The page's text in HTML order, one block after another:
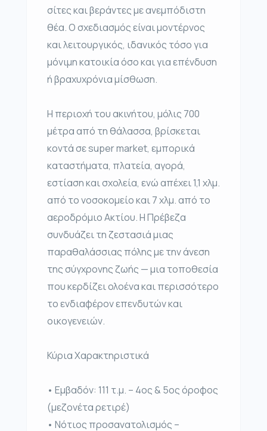
σίτες και βεράντες με ανεμπόδιστη
θέα. Ο σχεδιασμός είναι μοντέρνος
και λειτουργικός, ιδανικός τόσο για
μόνιμη κατοικία όσο και για επένδυση
ή βραχυχρόνια μίσθωση.
Η περιοχή του ακινήτου, μόλις 700
μέτρα από τη θάλασσα, βρίσκεται
κοντά σε super market, εμπορικά
καταστήματα, πλατεία, αγορά,
εστίαση και σχολεία, ενώ απέχει 1,1 χλμ.
από το νοσοκομείο και 7 χλμ. από το
αεροδρόμιο Ακτίου. Η Πρέβεζα
συνδυάζει τη ζεστασιά μιας
παραθαλάσσιας πόλης με την άνεση
της σύγχρονης ζωής — μια τοποθεσία
που κερδίζει ολοένα και περισσότερο
το ενδιαφέρον επενδυτών και
οικογενειών.
Κύρια Χαρακτηριστικά
• Εμβαδόν: 111 τ.μ. – 4ος & 5ος όροφος
(μεζονέτα ρετιρέ)
• Νότιος προσανατολισμός –